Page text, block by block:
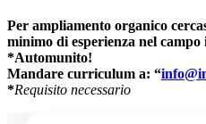
Per ampliamento organico
minimo di esperienza nel
*Automunito!
Mandare curriculum a: “
*Requisito necessario